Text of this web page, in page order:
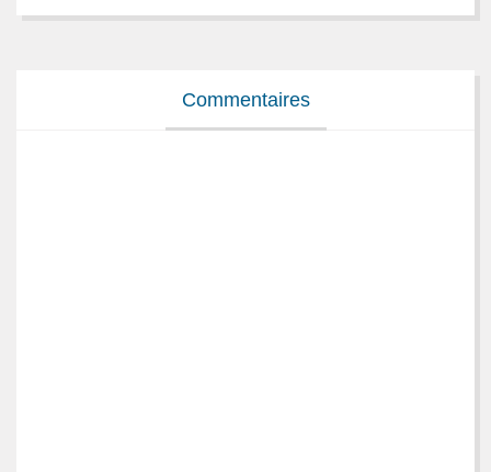
Commentaires